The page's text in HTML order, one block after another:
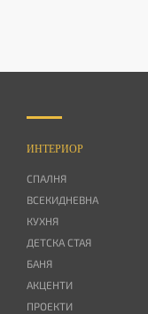
ИНТЕРИОР
СПАЛНЯ
ВСЕКИДНЕВНА
КУХНЯ
ДЕТСКА СТАЯ
БАНЯ
АКЦЕНТИ
ПРОЕКТИ